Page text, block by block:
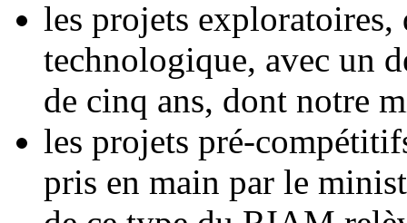
les projets
technologique, avec un
de cinq ans, dont notre
les projets pré-
pris en main par le